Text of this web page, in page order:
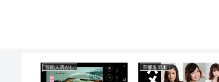
芸能人透かし 芸能人流出